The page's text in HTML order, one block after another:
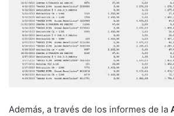
Además, a través de los informes de la